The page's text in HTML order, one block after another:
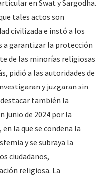
en Swat y Sargodha.
tales actos son
civilizada e instó a los
a garantizar la protección
de las minorías religiosas
pidió a las autoridades de
y juzgaran sin
destacar también la
junio de 2024 por la
la que se condena la
y se subraya la
ciudadanos,
religiosa. La